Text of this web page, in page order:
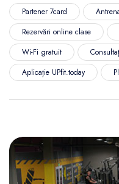
Partener 7card
Rezervări online clase
Wi-Fi gratuit
Aplicație UPfit.today